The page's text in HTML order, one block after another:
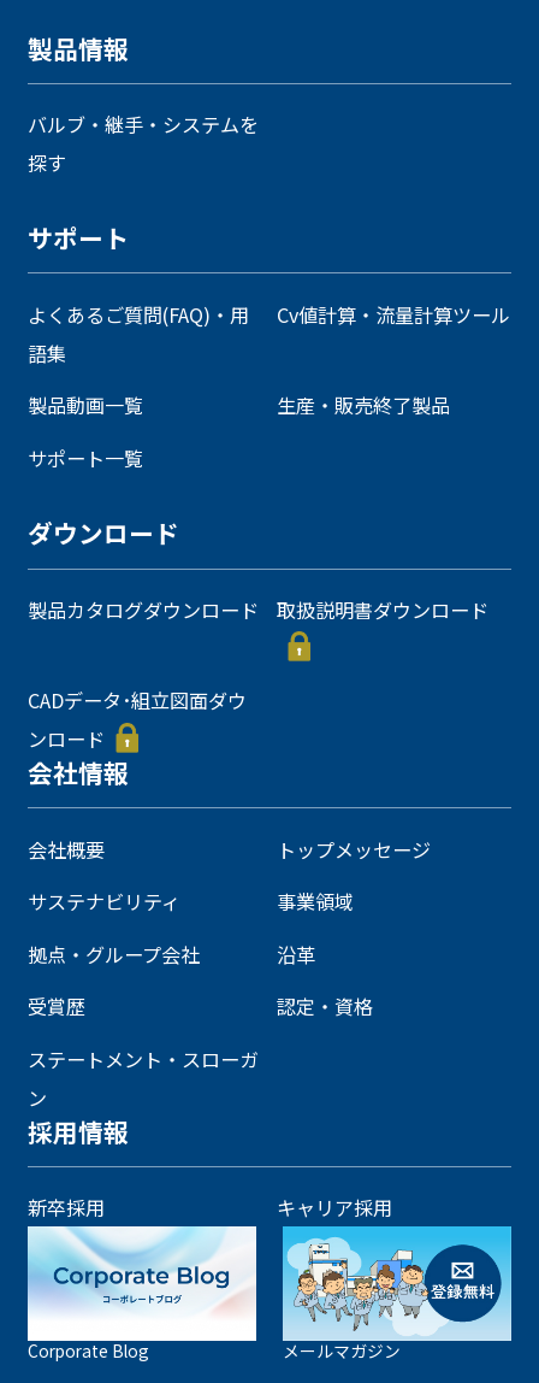
製品情報
バルブ・継手・システムを
探す
サポート
よくあるご質問(FAQ)・用
語集
Cv値計算・流量計算ツール
製品動画一覧
生産・販売終了製品
サポート一覧
ダウンロード
製品カタログダウンロード 取扱説明書ダウンロード
CADデータ･組立図面ダウ
ンロード
会社情報
会社概要
トップメッセージ
サステナビリティ
事業領域
拠点・グループ会社
沿革
受賞歴
認定・資格
ステートメント・スローガ
ン
採用情報
新卒採用 キャリア採用
Corporate Blog メールマガジン